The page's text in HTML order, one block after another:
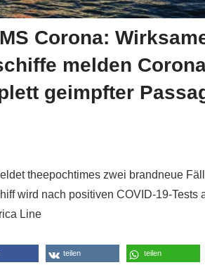
Corona:
melden
geimpfter
theepochtimes zwei brandneue
wird nach positiven COVID-19-Tests
Line
teilen teilen